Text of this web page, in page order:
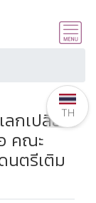
ลกเปลี่ยน
คณะ
นตรีเติม
TH